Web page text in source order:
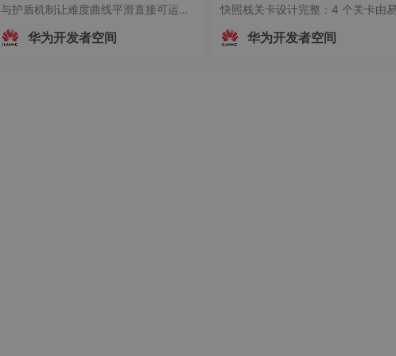
与护盾机制让难度曲线平滑直接可运
行：双击index.html即玩，无任何构建
依赖从贴需求到能玩的飞机大战，码道
华为开发者空间
快照栈关卡设计完整：4 个关卡由
难，字符画定义便于扩展，通关自动
转、全部通关回环工程习惯良好：解
华为开发者空间